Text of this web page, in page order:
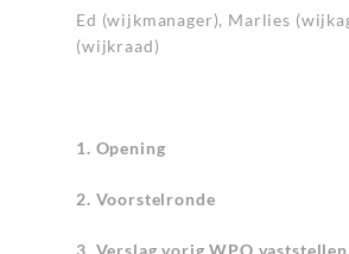
Ed (wijkmanager), Marlies
(wijkraad)
1. Opening
2. Voorstelronde
3. Verslag vorig WPO vaststellen